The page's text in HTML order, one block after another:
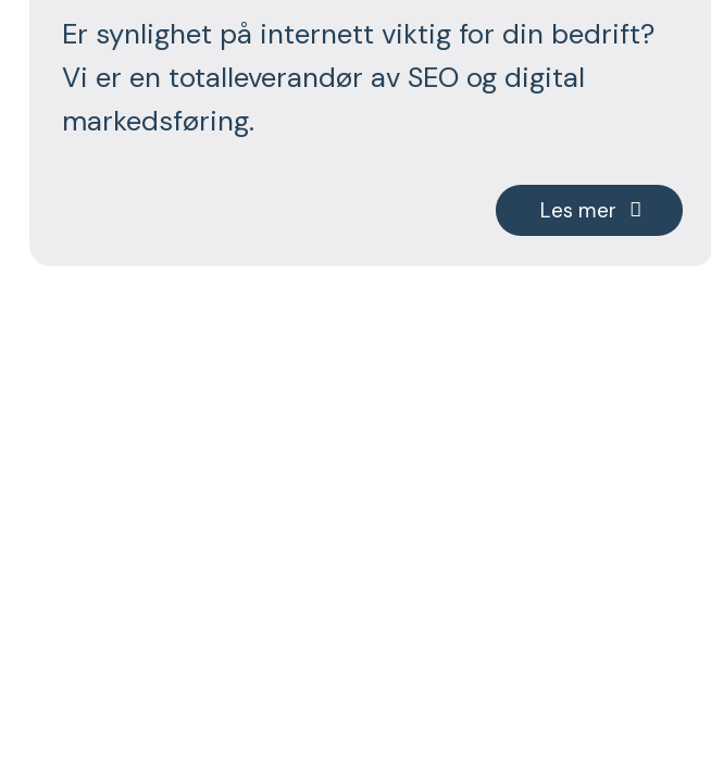
Er synlighet på internett viktig for din bedrift?
Vi er en totalleverandør av SEO og digital
markedsføring.
Les mer